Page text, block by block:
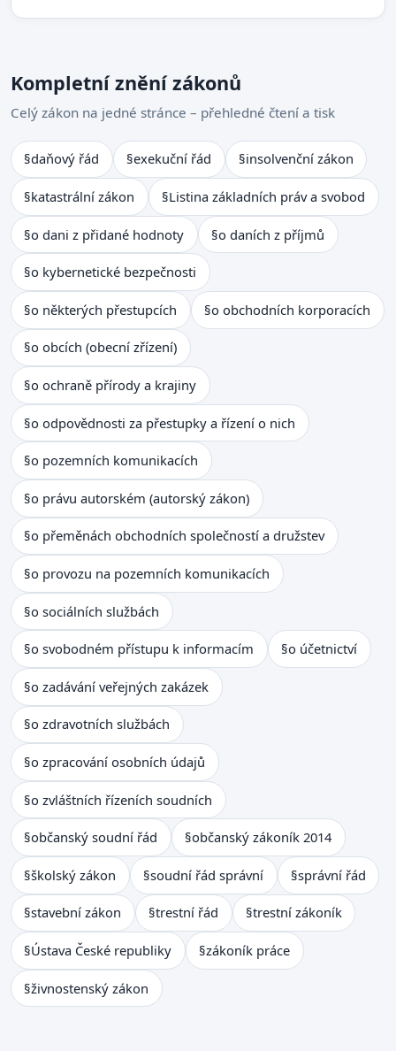
Kompletní znění zákonů
Celý zákon na jedné stránce – přehledné čtení a tisk
§daňový řád §exekuční řád §insolvenční zákon
§katastrální zákon §Listina základních práv a svobod
§o dani z přidané hodnoty §o daních z příjmů
§o kybernetické bezpečnosti
§o některých přestupcích §o obchodních korporacích
§o obcích (obecní zřízení)
§o ochraně přírody a krajiny
§o odpovědnosti za přestupky a řízení o nich
§o pozemních komunikacích
§o právu autorském (autorský zákon)
§o přeměnách obchodních společností a družstev
§o provozu na pozemních komunikacích
§o sociálních službách
§o svobodném přístupu k informacím §o účetnictví
§o zadávání veřejných zakázek
§o zdravotních službách
§o zpracování osobních údajů
§o zvláštních řízeních soudních
§občanský soudní řád §občanský zákoník 2014
§školský zákon §soudní řád správní §správní řád
§stavební zákon §trestní řád §trestní zákoník
§Ústava České republiky §zákoník práce
§živnostenský zákon